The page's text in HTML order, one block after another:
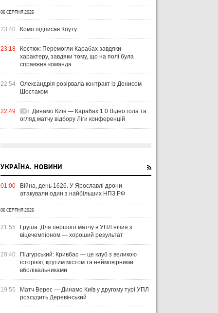
07 серпня 2026, 00:43
Лідс оголосив про трансфер Траффорда за рекордну для клубу суму
06 СЕРПНЯ 2026
23:40 Комо підписав Коуту
23:18
Костюк: Перемогли Карабах завдяки
характеру, завдяки тому, що на полі була
справжня команда
22:54
Олександрія розірвала контракт із Денисом
Шостаком
22:49
Динамо Київ — Карабах 1:0 Відео гола та
огляд матчу відбору Ліги конференцій
УКРАЇНА. НОВИНИ
01:00
Війна, день 1626. У Ярославлі дрони
атакували один з найбільших НПЗ РФ
06 СЕРПНЯ 2026
21:55
Груша: Для першого матчу в УПЛ нічия з
віцечемпіоном — хороший результат
20:40
Підгурський: Кривбас — це клуб з великою
історією, крутим містом та неймовірними
вболівальниками
19:55
Матч Верес — Динамо Київ у другому турі УПЛ
розсудить Деревінський